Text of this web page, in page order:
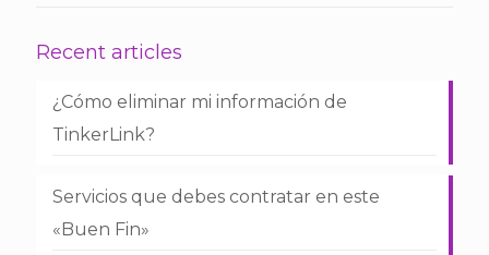
Recent articles
¿Cómo eliminar mi información de
TinkerLink?
Servicios que debes contratar en este
«Buen Fin»